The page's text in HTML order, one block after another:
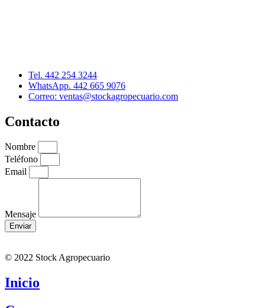
Tel. 442 254 3244
WhatsApp. 442 665 9076
Correo: ventas@stockagropecuario.com
Contacto
Nombre
Teléfono
Email
Mensaje
Enviar
© 2022 Stock Agropecuario
Inicio